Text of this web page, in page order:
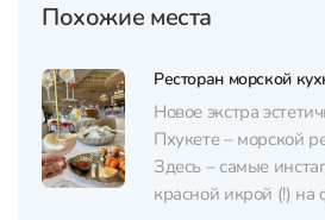
Похожие места
Ресторан морской
Новое экстра
Пхукете – морской
Здесь – самые
красной икрой (!) на